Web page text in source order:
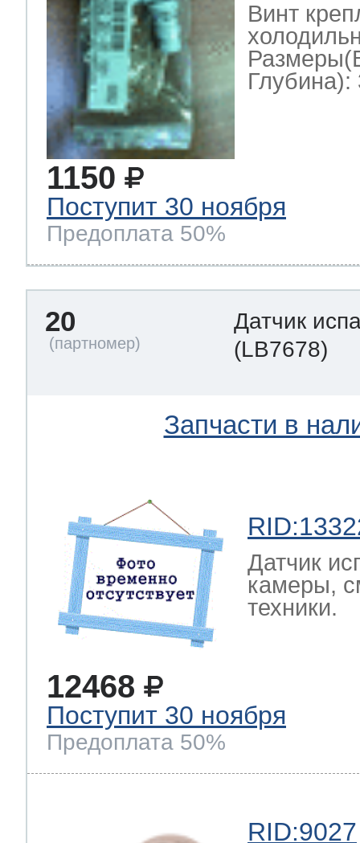
Винт
Глубина):
1150
Поступит 30 ноября
Предоплата 50%
20
Датчик
(LB7678)
Запчасти в
Датчик
камеры,
техники.
12468
Поступит 30 ноября
Предоплата 50%
RID:9027